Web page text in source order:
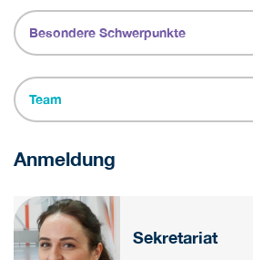
Besondere Schwerpunkte
Team
Anmeldung
Sekretariat